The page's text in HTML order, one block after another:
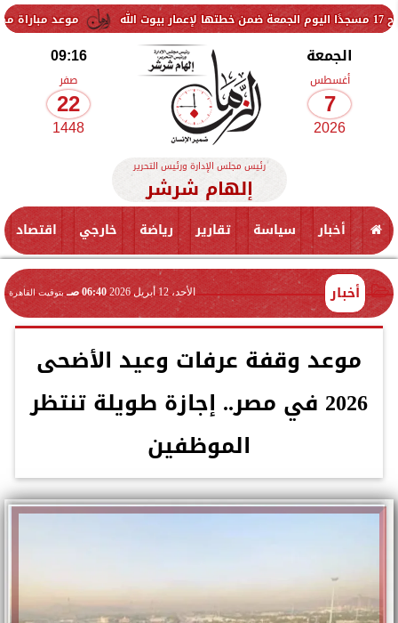
موعد مباراة مصر وإسبانيا
الجمعة
أغسطس
7
2026
09:16
صفر
22
1448
رئيس مجلس الإدارة ورئيس التحرير
إلهام شرشر
أخبار سياسة تقارير رياضة خارجي اقتصاد
أخبار الأحد، 12 أبريل 2026 06:40 صـ بتوقيت القاهرة
موعد وقفة عرفات وعيد الأضحى
2026 في مصر.. إجازة طويلة تنتظر
الموظفين